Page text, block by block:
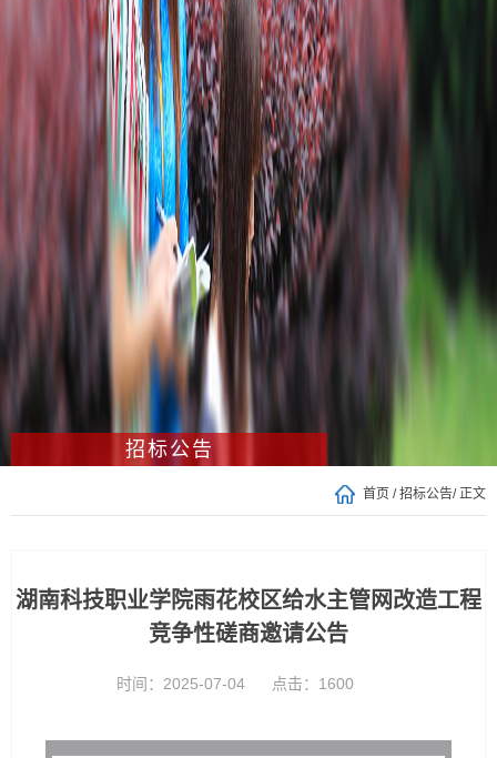
招标公告
首页 /招标公告/ 正文
湖南科技职业学院雨花校区给水主管网改造工程
竞争性磋商邀请公告
时间：2025-07-04 点击： 1600